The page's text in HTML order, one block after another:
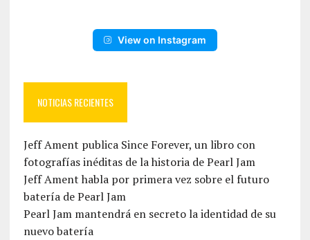
View on Instagram
NOTICIAS RECIENTES
Jeff Ament publica Since Forever, un libro con
fotografías inéditas de la historia de Pearl Jam
Jeff Ament habla por primera vez sobre el futuro
batería de Pearl Jam
Pearl Jam mantendrá en secreto la identidad de su
nuevo batería